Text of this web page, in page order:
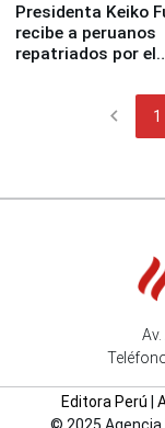
Presidenta Keiko
recibe a peruanos
repatriados por el
chevron_left 1
Editora Perú